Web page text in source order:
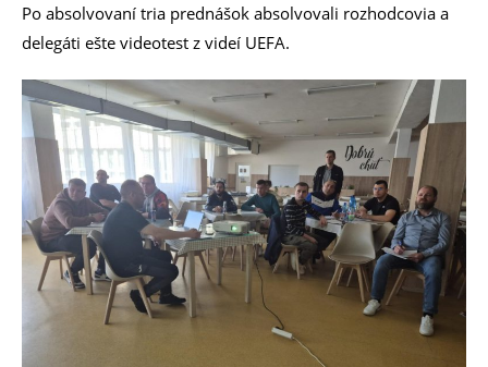
Po absolvovaní tria prednášok absolvovali rozhodcovia a
delegáti ešte videotest z videí UEFA.